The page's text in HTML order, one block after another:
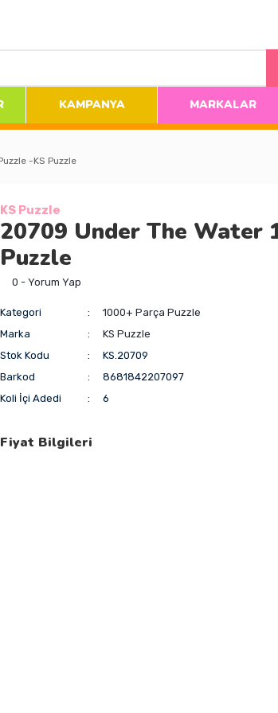
KAMPANYA MARKALAR
-KS Puzzle
KS Puzzle
20709 Under The Water
Puzzle
0 - Yorum Yap
Kategori
1000+ Parça Puzzle
Marka
KS Puzzle
Stok Kodu
KS.20709
Barkod
8681842207097
Koli İçi Adedi
6
Fiyat Bilgileri